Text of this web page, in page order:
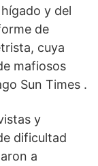
y del
de
cuya
mafiosos
Sun Times .
y
dificultad
a